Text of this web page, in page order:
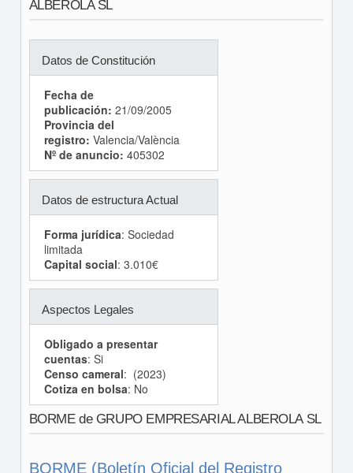
ALBEROLA SL
Datos de Constitución
Fecha de
publicación: 21/09/2005
Provincia del
registro: Valencia/València
Nº de anuncio: 405302
Datos de estructura Actual
Forma jurídica: Sociedad
limitada
Capital social: 3.010€
Aspectos Legales
Obligado a presentar
cuentas: Si
Censo cameral: (2023)
Cotiza en bolsa: No
BORME de GRUPO EMPRESARIAL ALBEROLA SL
BORME (Boletín Oficial del Registro